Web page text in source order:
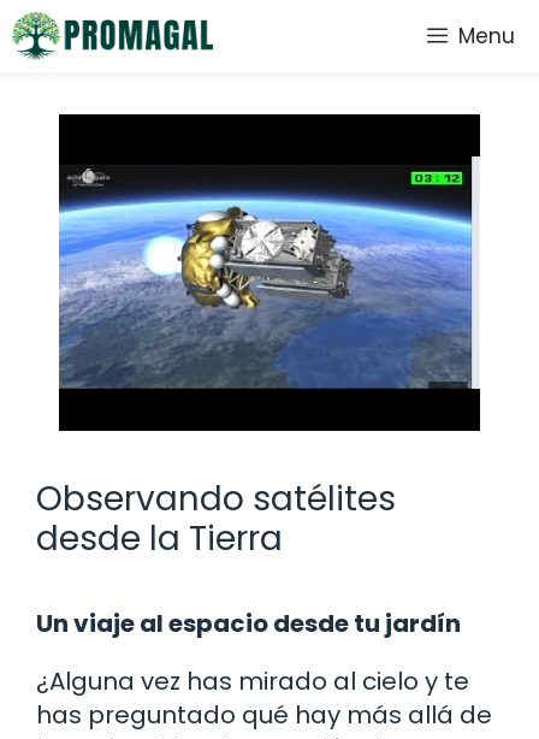
Saltar
al
Menu
Observando satélites
desde la Tierra
Un viaje al espacio desde tu jardín
¿Alguna vez has mirado al cielo y te
has preguntado qué hay más allá de